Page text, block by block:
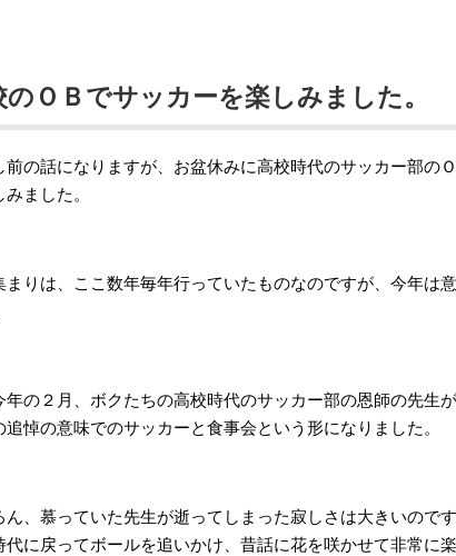
のＯＢでサッカーを楽しみました。
前の話になりますが、お盆休みに高校時代のサッカー部の
みました。
まりは、ここ数年毎年行っていたものなのですが、今年は
年の２月、ボクたちの高校時代のサッカー部の恩師の先生
追悼の意味でのサッカーと食事会という形になりました。
ん、慕っていた先生が逝ってしまった寂しさは大きいので
代に戻ってボールを追いかけ、昔話に花を咲かせて非常に